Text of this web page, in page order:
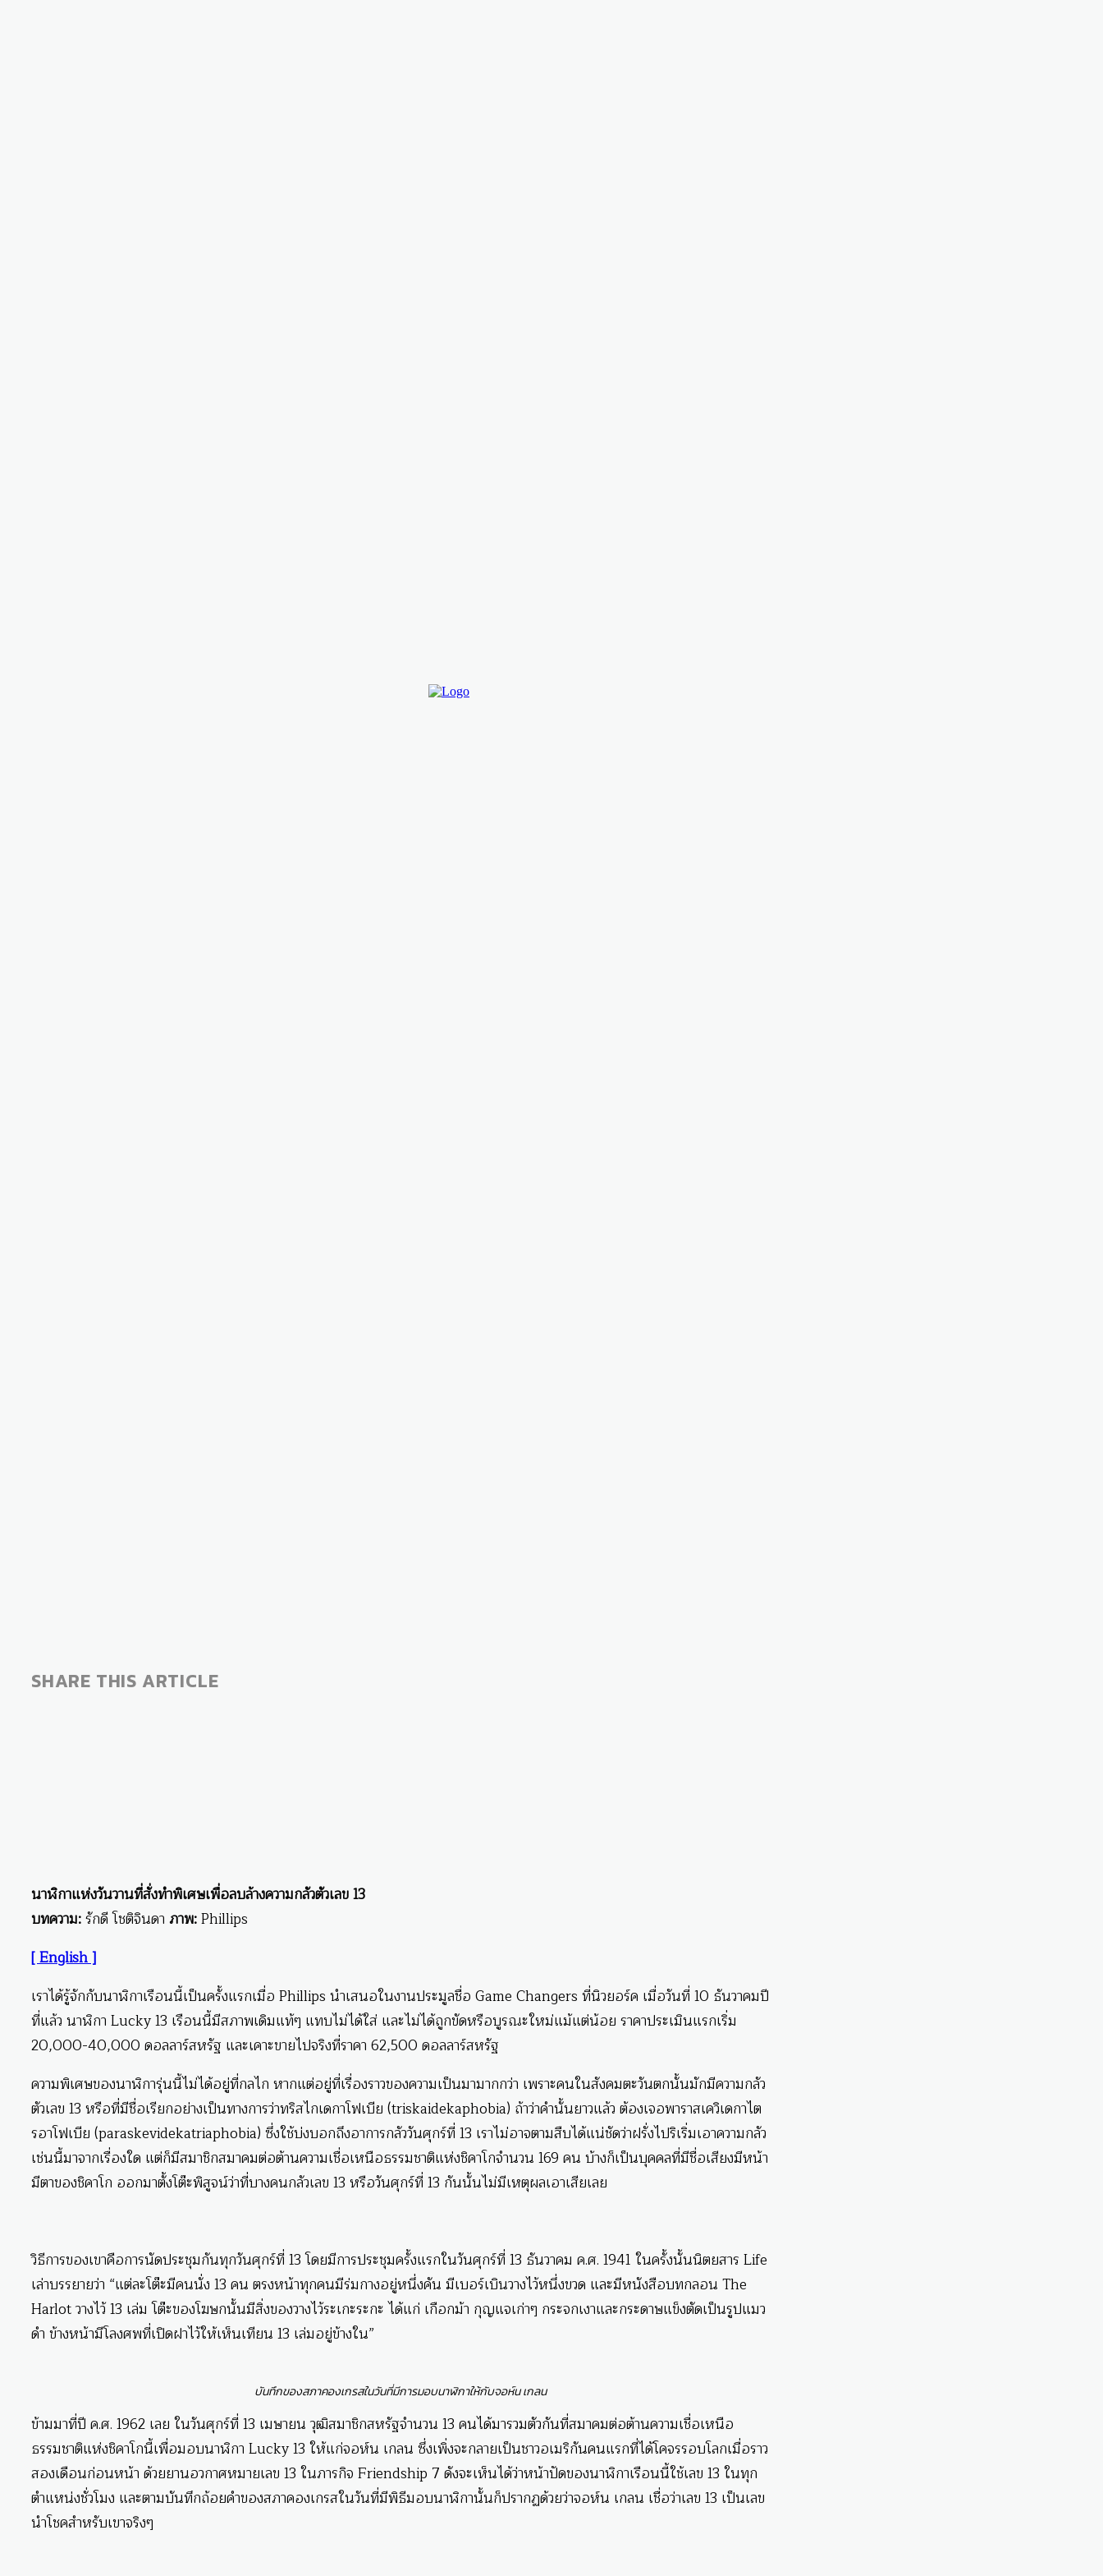
SHARE THIS ARTICLE
นาฬิกาแห่งวันวานที่สั่งทำพิเศษเพื่อลบล้างความกลัวตัวเลข 13
บทความ:รักดี โชติจินดา ภาพ:Phillips
[ English ]
เราได้รู้จักกับนาฬิกาเรือนนี้เป็นครั้งแรกเมื่อ Phillips นำเสนอในงานประมูลชื่อ Game Changers ที่นิวยอร์ค เมื่อวันที่ 10 ธันวาคมปี
ที่แล้ว นาฬิกา Lucky 13 เรือนนี้มีสภาพเดิมแท้ๆ แทบไม่ได้ใส่ และไม่ได้ถูกขัดหรือบูรณะใหม่แม้แต่น้อย ราคาประเมินแรกเริ่ม
20,000-40,000 ดอลลาร์สหรัฐ และเคาะขายไปจริงที่ราคา 62,500 ดอลลาร์สหรัฐ
ความพิเศษของนาฬิการุ่นนี้ไม่ได้อยู่ที่กลไก หากแต่อยู่ที่เรื่องราวของความเป็นมามากกว่า เพราะคนในสังคมตะวันตกนั้นมักมีความกลัว
ตัวเลข 13 หรือที่มีชื่อเรียกอย่างเป็นทางการว่าทริสไกเดกาโฟเบีย (triskaidekaphobia) ถ้าว่าคำนั้นยาวแล้ว ต้องเจอพาราสเควิเดกาไต
รอาโฟเบีย (paraskevidekatriaphobia) ซึ่งใช้บ่งบอกถึงอาการกลัววันศุกร์ที่ 13 เราไม่อาจตามสืบได้แน่ชัดว่าฝรั่งไปริเริ่มเอาความกลัว
เช่นนี้มาจากเรื่องใด แต่ก็มีสมาชิกสมาคมต่อต้านความเชื่อเหนือธรรมชาติแห่งชิคาโกจำนวน 169 คน บ้างก็เป็นบุคคลที่มีชื่อเสียงมีหน้า
มีตาของชิคาโก ออกมาตั้งโต๊ะพิสูจน์ว่าที่บางคนกลัวเลข 13 หรือวันศุกร์ที่ 13 กันนั้นไม่มีเหตุผลเอาเสียเลย
วิธีการของเขาคือการนัดประชุมกันทุกวันศุกร์ที่ 13 โดยมีการประชุมครั้งแรกในวันศุกร์ที่ 13 ธันวาคม ค.ศ. 1941 ในครั้งนั้นนิตยสาร Life
เล่าบรรยายว่า “แต่ละโต๊ะมีคนนั่ง 13 คน ตรงหน้าทุกคนมีร่มกางอยู่หนึ่งคัน มีเบอร์เบินวางไว้หนึ่งขวด และมีหนังสือบทกลอน The
Harlot วางไว้ 13 เล่ม โต๊ะของโฆษกนั้นมีสิ่งของวางไว้ระเกะระกะ ได้แก่ เกือกม้า กุญแจเก่าๆ กระจกเงาและกระดาษแข็งตัดเป็นรูปแมว
ดำ ข้างหน้ามีโลงศพที่เปิดฝาไว้ให้เห็นเทียน 13 เล่มอยู่ข้างใน”
บันทึกของสภาคองเกรสในวันที่มีการมอบนาฬิกาให้กับจอห์น เกลน
ข้ามมาที่ปี ค.ศ. 1962 เลย ในวันศุกร์ที่ 13 เมษายน วุฒิสมาชิกสหรัฐจำนวน 13 คนได้มารวมตัวกันที่สมาคมต่อต้านความเชื่อเหนือ
ธรรมชาติแห่งชิคาโกนี้เพื่อมอบนาฬิกา Lucky 13 ให้แก่จอห์น เกลน ซึ่งเพิ่งจะกลายเป็นชาวอเมริกันคนแรกที่ได้โคจรรอบโลกเมื่อราว
สองเดือนก่อนหน้า ด้วยยานอวกาศหมายเลข 13 ในภารกิจ Friendship 7 ดังจะเห็นได้ว่าหน้าปัดของนาฬิกาเรือนนี้ใช้เลข 13 ในทุก
ตำแหน่งชั่วโมง และตามบันทึกถ้อยคำของสภาคองเกรสในวันที่มีพิธีมอบนาฬิกานั้นก็ปรากฏด้วยว่าจอห์น เกลน เชื่อว่าเลข 13 เป็นเลข
นำโชคสำหรับเขาจริงๆ